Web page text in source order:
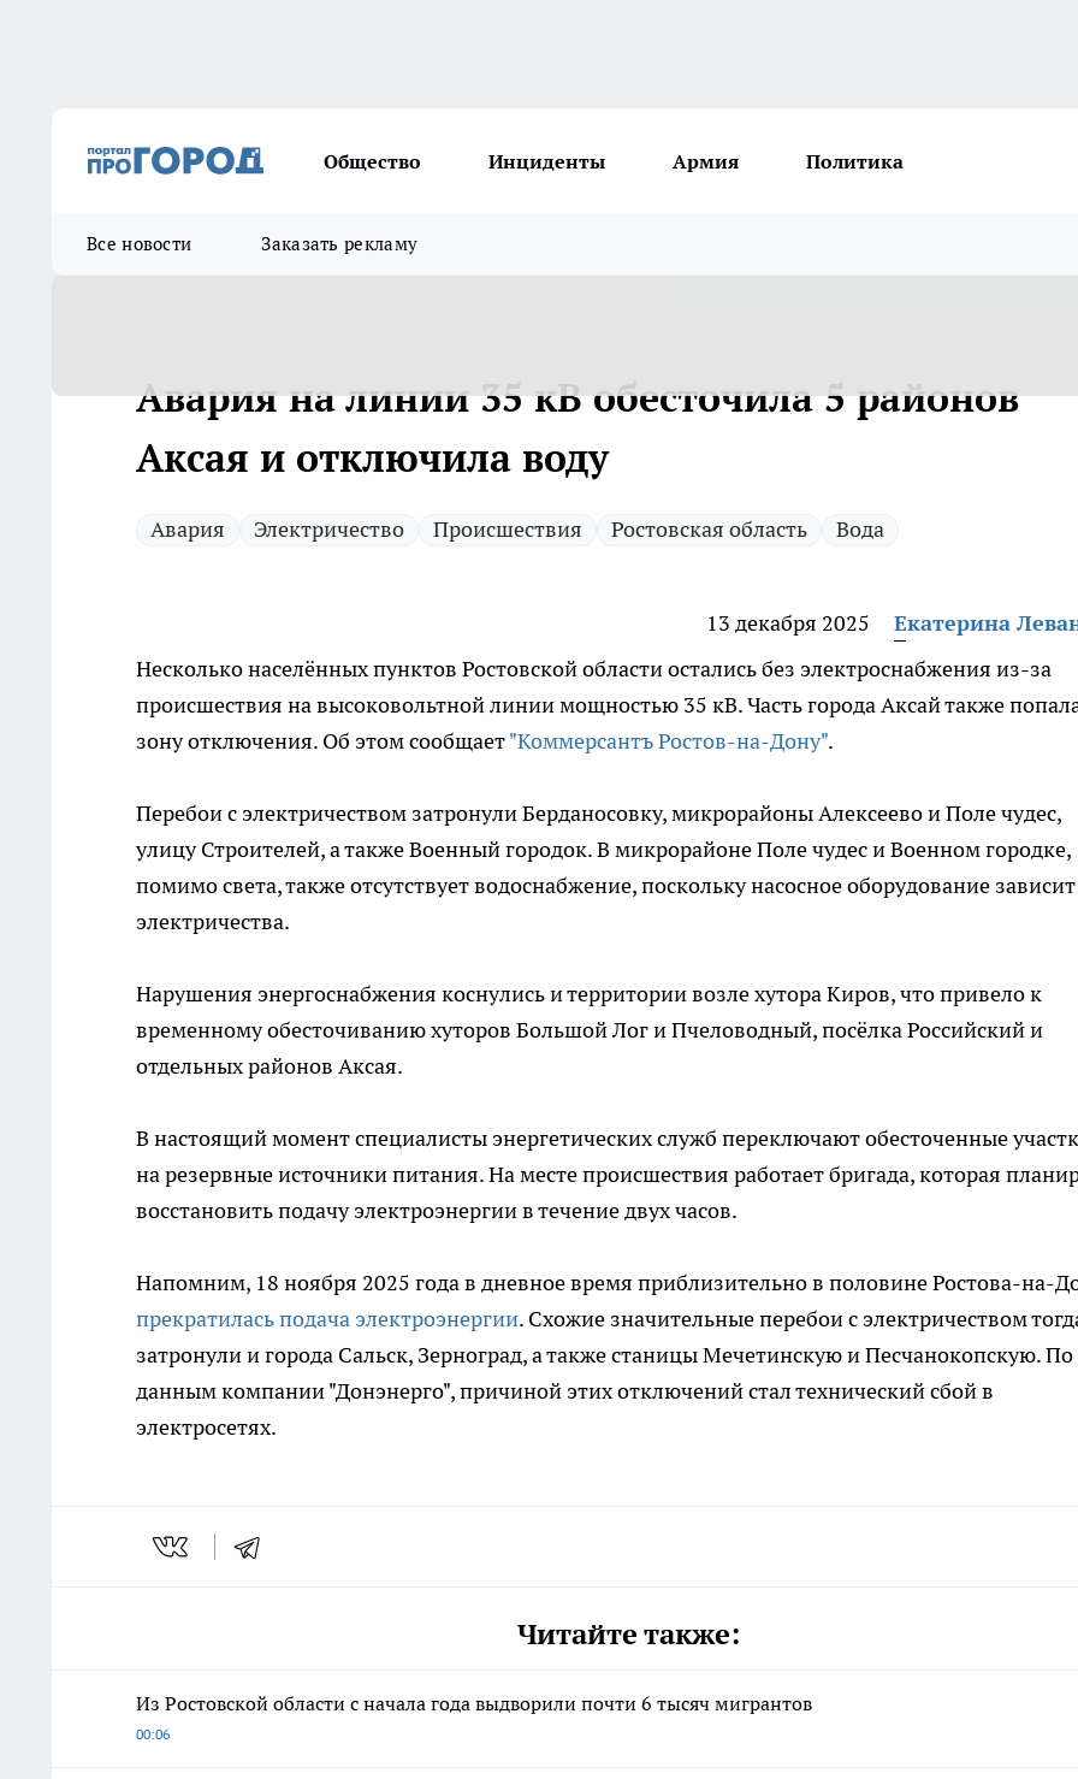
Общество Инциденты Армия Политика
Все новости Заказать рекламу
Авария на линии 35 кВ обесточила 5 районов
Аксая и отключила воду
Авария Электричество Происшествия Ростовская область Вода
13 декабря 2025
Екатерина
Несколько населённых пунктов Ростовской области остались без электроснабжения из-за
происшествия на высоковольтной линии мощностью 35 кВ. Часть города Аксай также
зону отключения. Об этом сообщает"Коммерсантъ Ростов-на-Дону".
Перебои с электричеством затронули Берданосовку, микрорайоны Алексеево и Поле чудес,
улицу Строителей, а также Военный городок. В микрорайоне Поле чудес и Военном городке,
помимо света, также отсутствует водоснабжение, поскольку насосное оборудование
электричества.
Нарушения энергоснабжения коснулись и территории возле хутора Киров, что привело к
временному обесточиванию хуторов Большой Лог и Пчеловодный, посёлка Российский и
отдельных районов Аксая.
В настоящий момент специалисты энергетических служб переключают обесточенные
на резервные источники питания. На месте происшествия работает бригада, которая
восстановить подачу электроэнергии в течение двух часов.
Напомним, 18 ноября 2025 года в дневное время приблизительно в половине Ростова-на-
прекратилась подача электроэнергии. Схожие значительные перебои с электричеством
затронули и города Сальск, Зерноград, а также станицы Мечетинскую и Песчанокопскую. По
данным компании "Донэнерго", причиной этих отключений стал технический сбой в
электросетях.
Читайте также:
Из Ростовской области с начала года выдворили почти 6 тысяч мигрантов
00:06